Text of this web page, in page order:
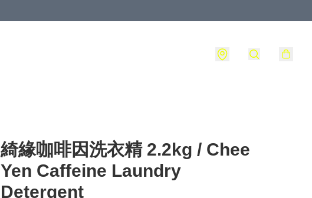
綺緣咖啡因洗衣精 2.2kg / Chee
Yen Caffeine Laundry
Detergent